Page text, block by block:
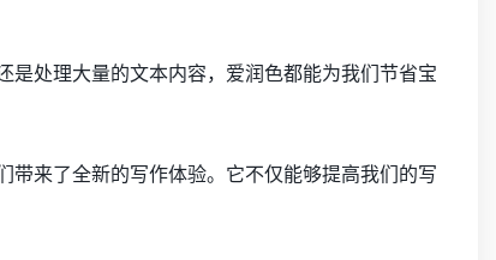
处理大量的文本内容，爱润色都能为我们节省宝
带来了全新的写作体验。它不仅能够提高我们的写